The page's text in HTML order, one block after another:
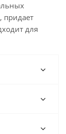
придает
для